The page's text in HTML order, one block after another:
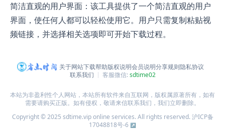
简洁直观的用户界面：该工具提供了一个简洁直观的用户
界面，使任何人都可以轻松使用它。用户只需复制粘贴视
频链接，并选择相关选项即可开始下载过程。
关于网站下载帮助版权说明会员说明分享规则隐私协议
联系我们
客服微信:sdtime02
本站为非盈利性个人网站，本站所有软件来自互联网，版权属原著所有，如有
需要请购买正版。如有侵权，敬请来信联系我们，我们立即删除。
Copyright © 2025 sdtime.vip online services. All rights reserved.沪ICP备
17048818号-6